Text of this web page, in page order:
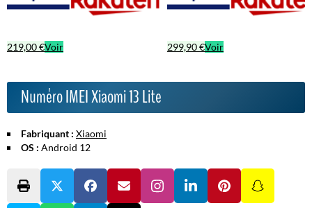
219,00 €Voir 299,90 €Voir
Numéro IMEI Xiaomi 13 Lite
Fabriquant : Xiaomi
OS : Android 12